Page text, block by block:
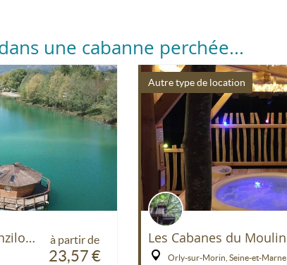
une cabanne perchée...
à partir de
23,57 €
Cabane sur l'Eau - Zenzilot- Drôme
Autre type de location
Les Cabanes du Moulin
Orly-sur-Morin, Seine-et-Marne